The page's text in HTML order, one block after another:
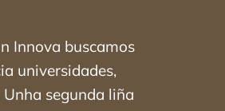
Innova buscamos
universidades,
segunda liña